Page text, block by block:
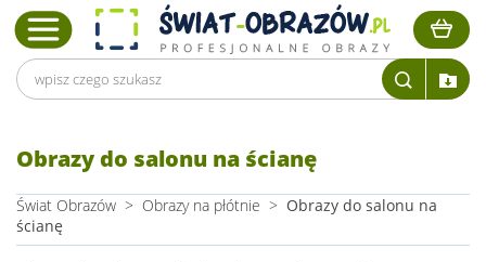
Obrazy do salonu na ścianę
Świat Obrazów > Obrazy na płótnie > Obrazy do salonu na
ścianę